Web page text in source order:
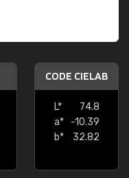
CODE CIELAB
L*
74.8
a*
-10.39
b*
32.82